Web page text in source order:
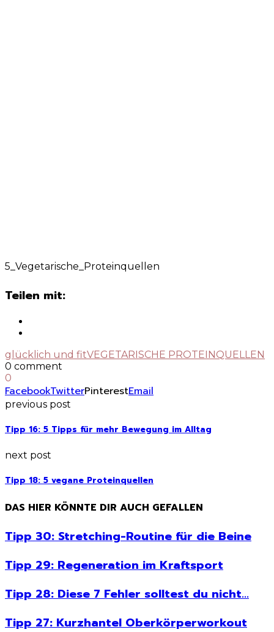
5_Vegetarische_Proteinquellen
Teilen mit:
glücklich und fitVEGETARISCHE PROTEINQUELLEN
0 comment
0
FacebookTwitterPinterestEmail
previous post
Tipp 16: 5 Tipps für mehr Bewegung im Alltag
next post
Tipp 18: 5 vegane Proteinquellen
DAS HIER KÖNNTE DIR AUCH GEFALLEN
Tipp 30: Stretching-Routine für die Beine
Tipp 29: Regeneration im Kraftsport
Tipp 28: Diese 7 Fehler solltest du nicht...
Tipp 27: Kurzhantel Oberkörperworkout